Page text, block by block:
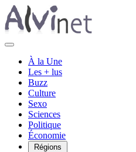
À la Une
Les + lus
Buzz
Culture
Sexo
Sciences
Politique
Économie
Régions